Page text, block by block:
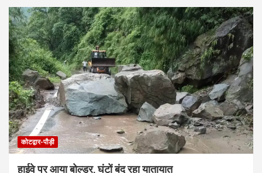
कोटद्वार-पौड़ी
हाईवे पर आया बोल्डर, घंटों बंद रहा यातायात